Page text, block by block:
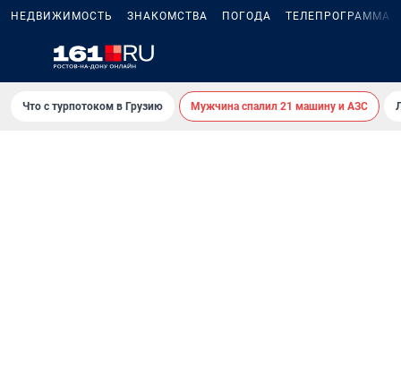
НЕДВИЖИМОСТЬ ЗНАКОМСТВА ПОГОДА ТЕЛЕПРОГРАММА
Что с турпотоком в Грузию Мужчина спалил 21 машину и АЗС